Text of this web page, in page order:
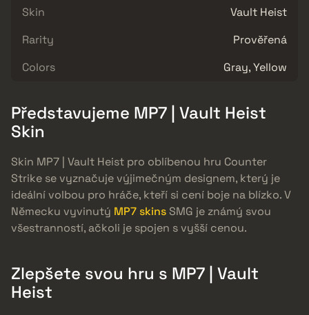
Skin
Vault Heist
Rarity
Prověřená
Colors
Gray, Yellow
Představujeme MP7 | Vault Heist
Skin
Skin MP7 | Vault Heist pro oblíbenou hru Counter
Strike se vyznačuje výjimečným designem, který je
ideální volbou pro hráče, kteří si cení boje na blízko. V
Německu vyvinutý MP7 skinsSMG je známý svou
všestranností, ačkoli je spojen s vyšší cenou.
Zlepšete svou hru s MP7 | Vault
Heist